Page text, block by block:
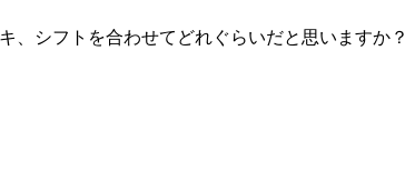
、シフトを合わせてどれぐらいだと思いますか？